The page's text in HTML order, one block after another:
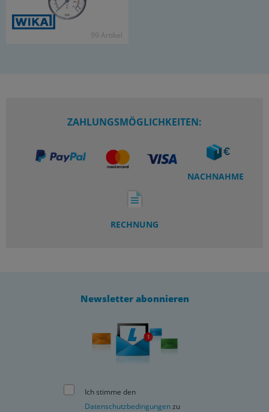
99 Ar­ti­kel
ZAHLUNGSMÖGLICHKEITEN:
NACHNAHME
RECHNUNG
Newsletter abonnieren
Ich stimme den
Datenschutzbedingungenzu